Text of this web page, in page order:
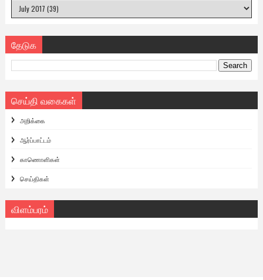
தேடுக
செய்தி வகைகள்
அறிக்கை
ஆர்ப்பாட்டம்
காணொளிகள்
செய்திகள்
விளம்பரம்